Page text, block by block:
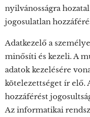
nyilvánosságra
jogosulatlan
Adatkezelő a
minősíti és kezeli. A
adatok kezelésére
kötelezettséget ír elő.
hozzáférést
Az informatikai